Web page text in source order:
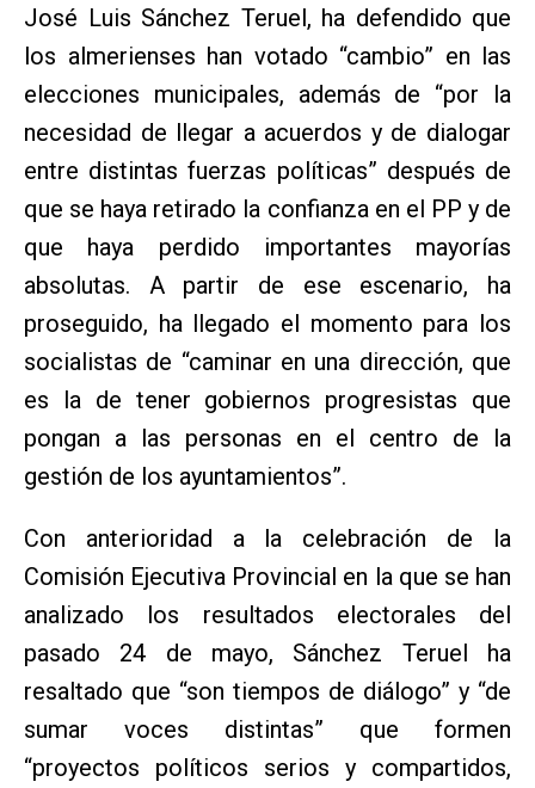
José Luis Sánchez Teruel, ha defendido que
los almerienses han votado “cambio” en las
elecciones municipales, además de “por la
necesidad de llegar a acuerdos y de dialogar
entre distintas fuerzas políticas” después de
que se haya retirado la confianza en el PP y de
que haya perdido importantes mayorías
absolutas. A partir de ese escenario, ha
proseguido, ha llegado el momento para los
socialistas de “caminar en una dirección, que
es la de tener gobiernos progresistas que
pongan a las personas en el centro de la
gestión de los ayuntamientos”.
Con anterioridad a la celebración de la
Comisión Ejecutiva Provincial en la que se han
analizado los resultados electorales del
pasado 24 de mayo, Sánchez Teruel ha
resaltado que “son tiempos de diálogo” y “de
sumar voces distintas” que formen
“proyectos políticos serios y compartidos,